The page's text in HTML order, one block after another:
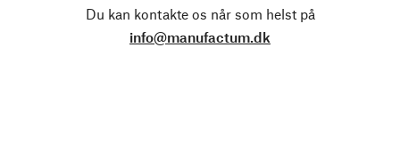
Du kan kontakte os når som helst på
info@manufactum.dk